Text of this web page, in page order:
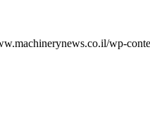
wp-